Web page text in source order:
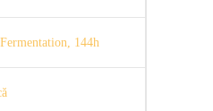
144h